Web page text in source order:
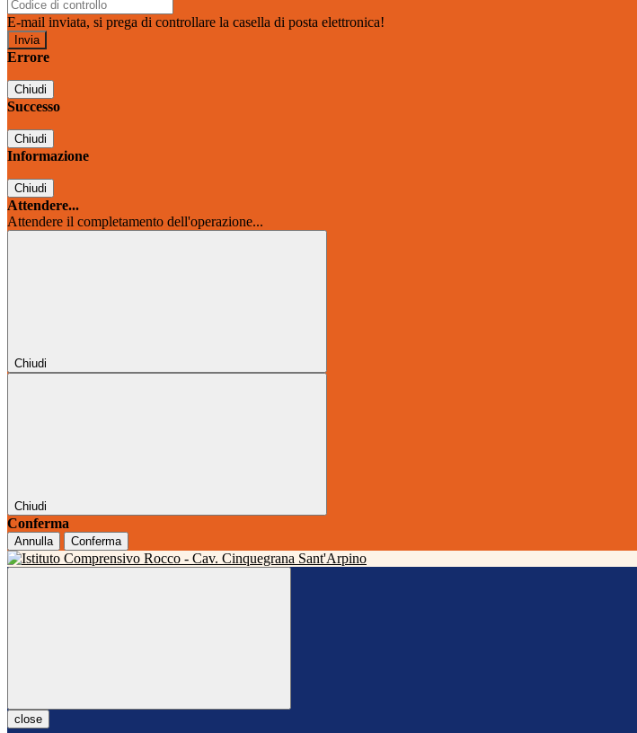
E-mail inviata, si prega di controllare la casella di posta elettronica!
Errore
Chiudi
Successo
Chiudi
Informazione
Chiudi
Attendere...
Attendere il completamento dell'operazione...
Chiudi
Chiudi
Conferma
Annulla Conferma
close